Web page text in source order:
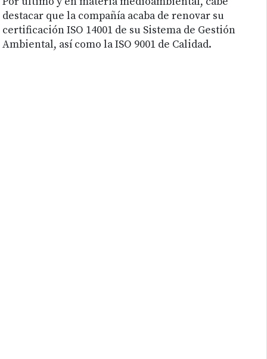
destacar que la compañía acaba de renovar su
certificación ISO 14001 de su Sistema de Gestión
Ambiental, así como la ISO 9001 de Calidad.